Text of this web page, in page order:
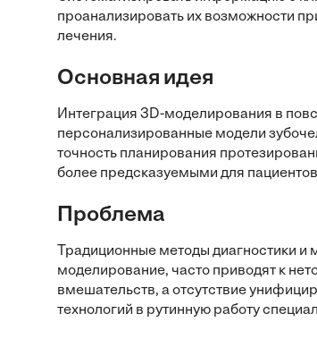
проанализировать их возможности
лечения.
Основная идея
Интеграция 3D-моделирования в
персонализированные модели
точность планирования
более предсказуемыми для
Проблема
Традиционные методы диагностики и
моделирование, часто приводят к
вмешательств, а отсутствие
технологий в рутинную работу